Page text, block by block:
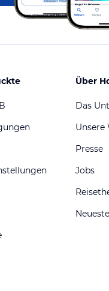
Über
Das
Unsere
Presse
Jobs